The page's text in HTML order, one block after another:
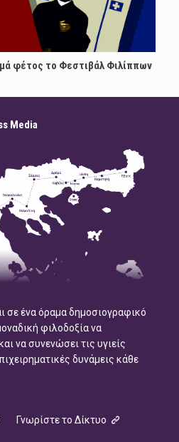
φέτος το Φεστιβάλ Φιλίππων
Media
σε ένα όραμα δημοσιογραφικό
φιλοδοξία να
να συνενώσει τις υγιείς
δυνάμεις κάθε
Γνωρίστε το Δίκτυο